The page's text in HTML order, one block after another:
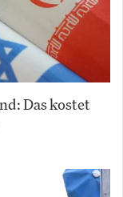
Das kostet